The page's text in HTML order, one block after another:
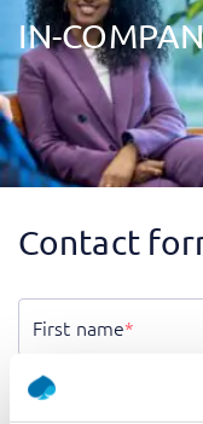
IN-
Contact
First name*
Last name